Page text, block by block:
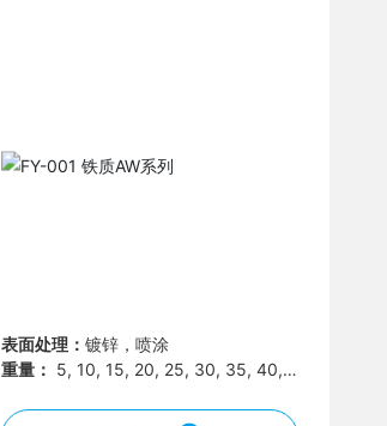
表面处理： 镀锌，喷涂
重量： 5, 10, 15, 20, 25, 30, 35, 40,